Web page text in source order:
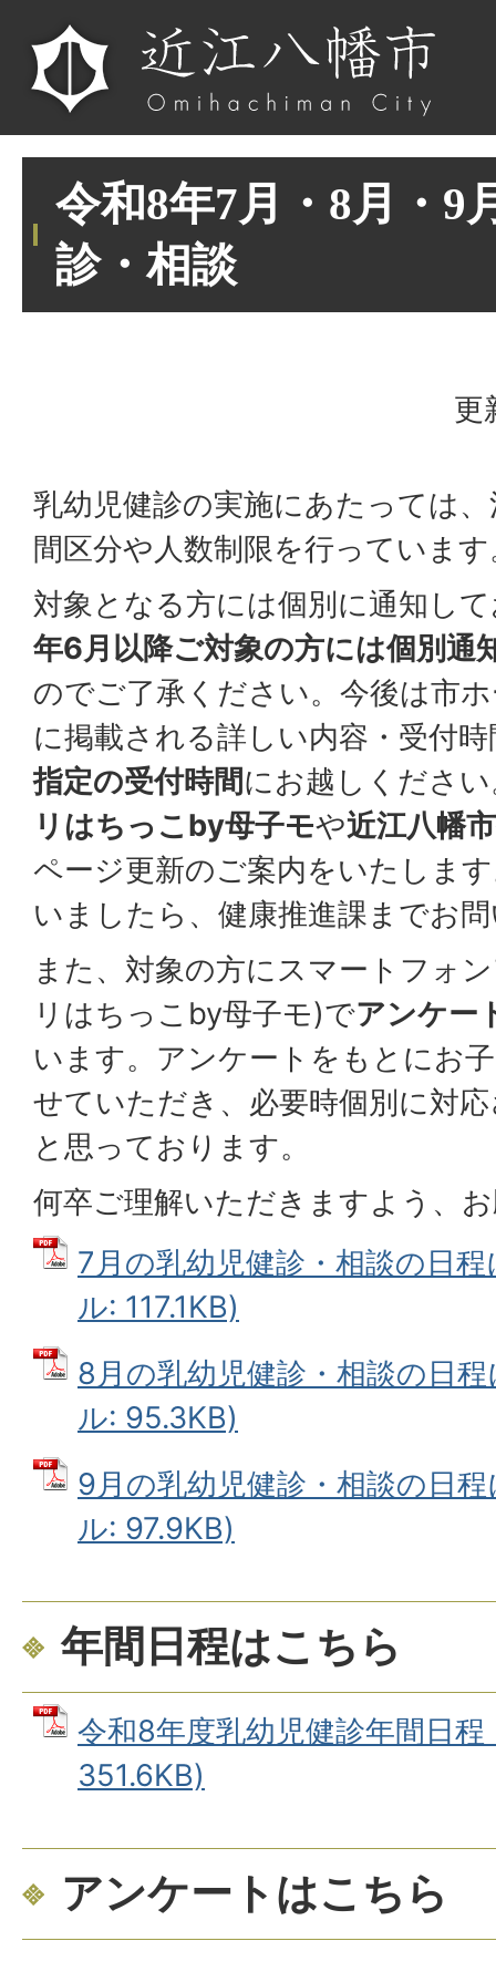
令和8年7月・8月・9
診・相談
更
乳幼児健診の実施にあたっては
間区分や人数制限を行っています
対象となる方には個別に通知し
年6月以降ご対象の方には個別通
のでご了承ください。今後は市
に掲載される詳しい内容・受付
指定の受付時間にお越しくださ
リはちっこby母子モや近江八幡
ページ更新のご案内をいたしま
いましたら、健康推進課までお
また、対象の方にスマートフォ
リはちっこby母子モ)でアンケー
います。アンケートをもとにお
せていただき、必要時個別に対
と思っております。
何卒ご理解いただきますよう、
7月の乳幼児健診・相談の日
ル: 117.1KB)
8月の乳幼児健診・相談の日
ル: 95.3KB)
9月の乳幼児健診・相談の日
ル: 97.9KB)
年間日程はこちら
令和8年度乳幼児健診年間日
351.6KB)
アンケートはこちら